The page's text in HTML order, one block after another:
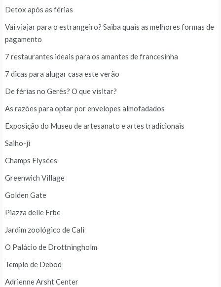
Detox após as férias
Vai viajar para o estrangeiro? Saiba quais as melhores formas de
pagamento
7 restaurantes ideais para os amantes de francesinha
7 dicas para alugar casa este verão
De férias no Gerês? O que visitar?
As razões para optar por envelopes almofadados
Exposição do Museu de artesanato e artes tradicionais
Saiho-ji
Champs Elysées
Greenwich Village
Golden Gate
Piazza delle Erbe
Jardim zoológico de Cali
O Palácio de Drottningholm
Templo de Debod
Adrienne Arsht Center